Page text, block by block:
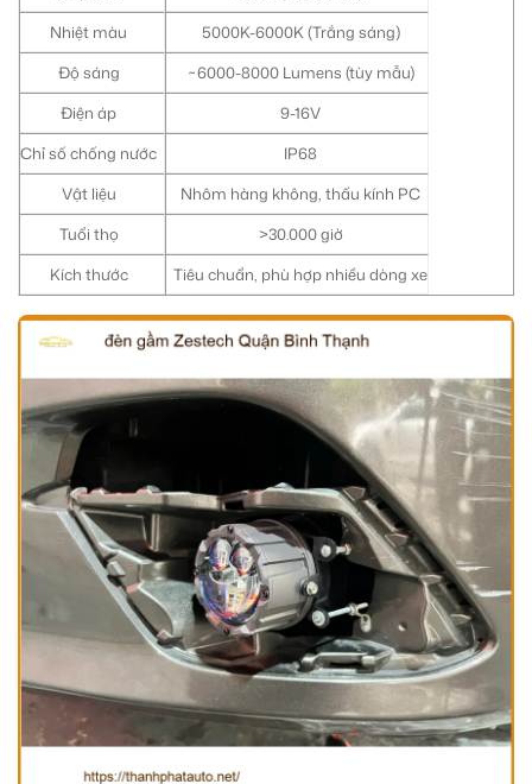
Nhiệt màu
5000K-6000K (Trắng sáng)
Độ sáng
~6000-8000 Lumens (tùy mẫu)
Điện áp
9-16V
Chỉ số chống nước
IP68
Vật liệu
Nhôm hàng không, thấu kính PC
Tuổi thọ
>30.000 giờ
Kích thước
Tiêu chuẩn, phù hợp nhiều dòng xe